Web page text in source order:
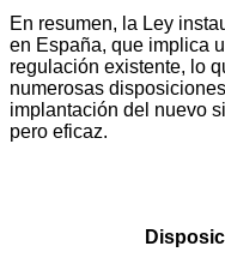
En resumen, la Ley
en España, que implica
regulación existente, lo
numerosas
implantación del nuevo
pero eficaz.